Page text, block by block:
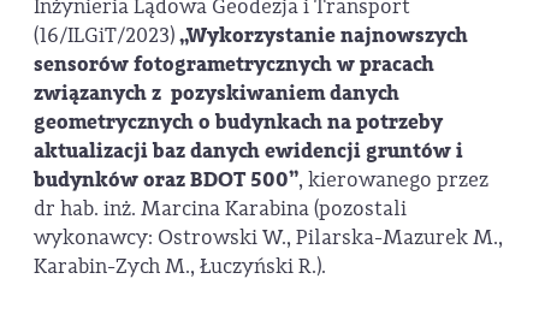
Inżynieria Lądowa Geodezja i Transport
(16/ILGiT/2023)„Wykorzystanie najnowszych
sensorów fotogrametrycznych w pracach
związanych z pozyskiwaniem danych
geometrycznych o budynkach na potrzeby
aktualizacji baz danych ewidencji gruntów i
budynków oraz BDOT 500”, kierowanego przez
dr hab. inż. Marcina Karabina (pozostali
wykonawcy: Ostrowski W., Pilarska-Mazurek M.,
Karabin-Zych M., Łuczyński R.).